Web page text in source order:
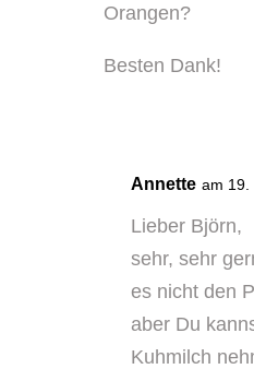
Orangen?
Besten Dank!
Annette am 19.
Lieber Björn,
sehr, sehr
es nicht den
aber Du
Kuhmilch